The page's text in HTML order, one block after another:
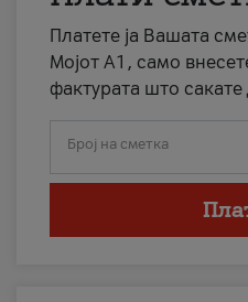
Платете ја Вашата
Мојот А1, само
фактурата што сакате
Број на сметка